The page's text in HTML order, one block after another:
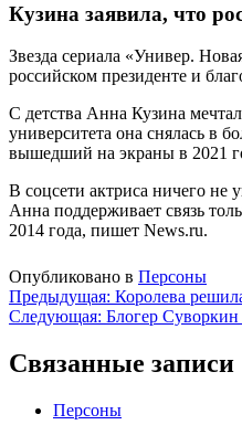
Кузина заявила, что
Звезда сериала «Универ.
российском президенте и
С детства Анна Кузина
университета она снялась в
вышедший на экраны в 2021
В соцсети актриса ничего не
Анна поддерживает связь
2014 года, пишет News.ru.
Опубликовано в Персоны
Навигация
по
записям
Предыдущая: Королева
Следующая: Блогер
Связанные записи
Персоны